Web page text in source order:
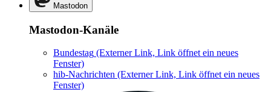
Mastodon
Mastodon-Kanäle
Bundestag (Externer Link, Link öffnet ein neues
Fenster)
hib-Nachrichten (Externer Link, Link öffnet ein neues
Fenster)